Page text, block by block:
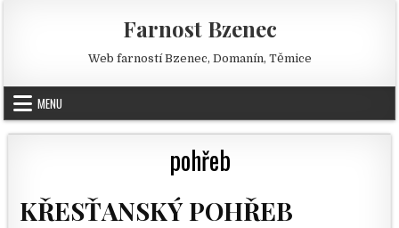
Farnost Bzenec
Web farností Bzenec, Domanín, Těmice
MENU
pohřeb
KŘESŤANSKÝ POHŘEB